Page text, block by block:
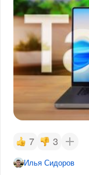
7 3
Илья Сидоров